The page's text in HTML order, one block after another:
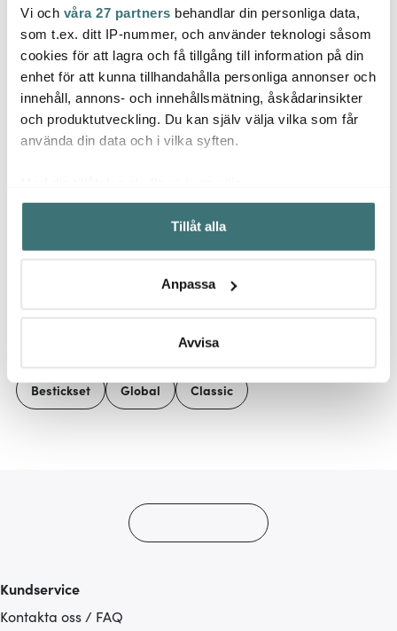
Vi och våra 27 partners behandlar din personliga data,
som t.ex. ditt IP-nummer, och använder teknologi såsom
cookies för att lagra och få tillgång till information på din
enhet för att kunna tillhandahålla personliga annonser och
innehåll, annons- och innehållsmätning, åskådarinsikter
och produktutveckling. Du kan själv välja vilka som får
använda din data och i vilka syften.
Samla in information om din geografiska plats som
kan ha en noggrannhet på upp till flera meter
Identifiera din enhet genom att aktivt skanna den för
Ta reda på mer om hur dina personliga uppgifter
Du kan ändra eller dra tillbaka ditt samtycke när som
Vi använder cookies för att innehållet och annonserna
Tillåt alla
Anpassa
Avvisa
Global
Global G-1004
Skärbräda liten
179 kr
I lager
Foodsaver
Flow Vakuumpackare
FFS006X
2333 kr
I lager
cm
159
Låt dig inspireras av våra kunder
Bestickset Global Classic
Kundservice
Kontakta oss / FAQ